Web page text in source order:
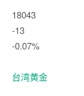
18043
-13
-0.07%
台湾黄金